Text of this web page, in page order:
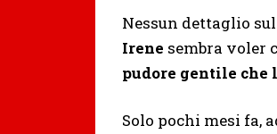
Nessun dettaglio
Irene sembra voler
pudore gentile che
Solo pochi mesi fa,